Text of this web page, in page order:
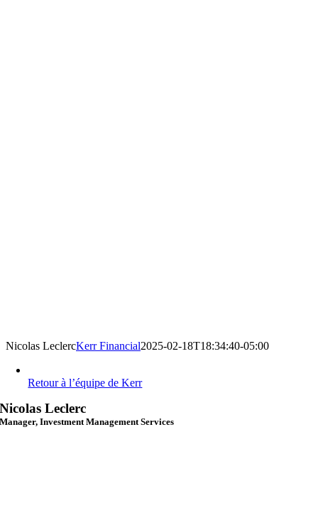
Nicolas LeclercKerr Financial2025-02-18T18:34:40-05:00
Retour à l’équipe de Kerr
Nicolas Leclerc
Manager, Investment Management Services